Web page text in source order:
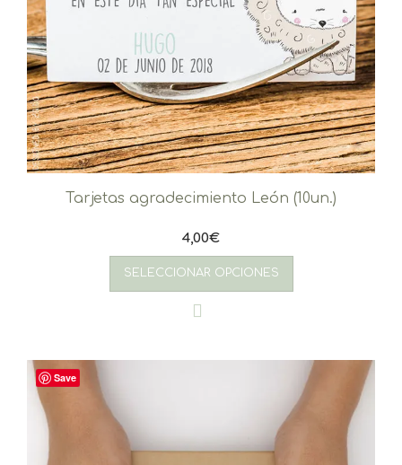
Tarjetas agradecimiento León (10un.)
4,00€
SELECCIONAR OPCIONES
Save